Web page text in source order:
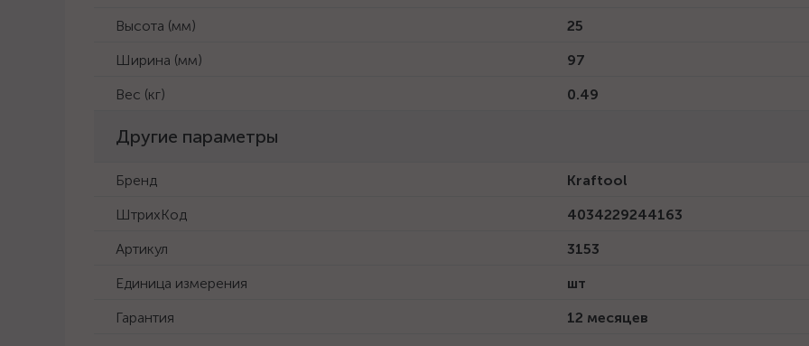
Высота (мм)
25
Ширина (мм)
97
Вес (кг)
0.49
Другие параметры
Бренд
Kraftool
ШтрихКод
4034229244163
Артикул
3153
Единица измерения
шт
Гарантия
12 месяцев